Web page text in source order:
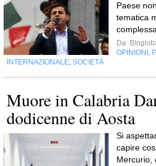
Paese
tematica
Da
OPINIONI
INTERNAZIONALE SOCIETÀ
Muore in Calabria
dodicenne di Aosta
Si
capire
Mercurio,